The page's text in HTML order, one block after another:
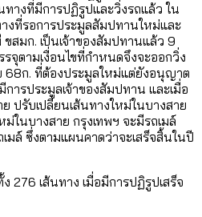
ทางที่มีการปฏิรูปและวิ่งรถแล้ว ใน
งที่รอการประมูลสัมปทานใหม่และ
สมก. เป็นเจ้าของสัมปทานแล้ว 9
จุตามเงื่อนไขที่กำหนดจึงจะออกวิ่ง
68ก. ที่ต้องประมูลใหม่แต่ยังอนุญาต
ารประมูลเจ้าของสัมปทาน และเมื่อ
ปรับเปลี่ยนเส้นทางใหม่ในบางสาย
ในบางสาย กรุงเทพฯ จะมีรถเมล์
มล์ ซึ่งตามแผนคาดว่าจะเสร็จสิ้นในปี
276 เส้นทาง เมื่อมีการปฏิรูปเสร็จ